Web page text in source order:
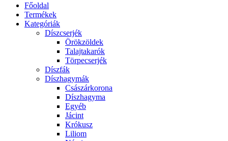
Főoldal
Termékek
Kategóriák
Díszcserjék
Örökzöldek
Talajtakarók
Törpecserjék
Díszfák
Díszhagymák
Császárkorona
Díszhagyma
Egyéb
Jácint
Krókusz
Liliom